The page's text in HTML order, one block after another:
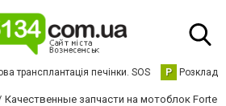
трансплантація печінки. SOS Р Розклад
Качественные запчасти на мотоблок Forte